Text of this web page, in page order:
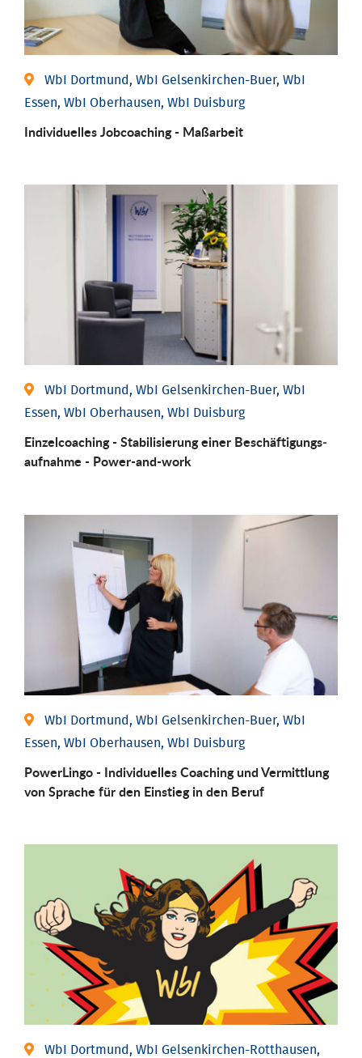
WbI Dortmund, WbI Gelsenkirchen-Buer, WbI
Essen, WbI Oberhausen, WbI Duisburg
Individu­elles Job­coaching - Maßarbeit
WbI Dortmund, WbI Gelsenkirchen-Buer, WbI
Essen, WbI Oberhausen, WbI Duisburg
Einzel­coaching - Stabili­sierung einer Be­schäftigungs­
aufnahme - Power-and-work
WbI Dortmund, WbI Gelsenkirchen-Buer, WbI
Essen, WbI Oberhausen, WbI Duisburg
PowerLingo - Individuelles Coaching und Vermittlung
von Sprache für den Einstieg in den Beruf
WbI Dortmund, WbI Gelsenkirchen-Rotthausen,